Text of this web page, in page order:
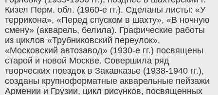
Кизел Перм. обл. (1960-е гг.). Сделаны листы: «У
террикона», «Перед спуском в шахту», «В ночную
смену» (акварель, белила). Графические работы
из циклов «Трубниковский переулок»,
«Московский автозавод» (1930-е гг.) посвящены
старой и новой Москве. Совершила ряд
творческих поездок в Закавказье (1938-1940 гг.),
созданы крупноформатные акварельные пейзажи
Армении и Грузии, цикл рисунков, посвященных